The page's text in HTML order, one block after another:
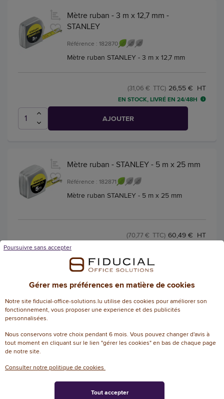
Mètre ruban - 3 m x 12,7 mm -
STANLEY
Référence : 182870
Mètre ruban STANLEY - 3 m x 12,7 mm
26,55 € HT
(31,06 € TTC)
EN STOCK, LIVRÉ EN 24/48H
AJOUTER
Mètre ruban - STANLEY - 5 m x 25 mm
Référence : 182871
Mètre ruban STANLEY - 5 m x 25 mm
60,49 € HT
(70,77 € TTC)
AJOUTER
Mètre ruban 5M
Mètre ruban 5M
(42,60 € TTC)
EN STOCK, LIVRÉ EN 24/48H
Gérer mes préférences en matière de cookies
Notre site fiducial-office-solutions.lu utilise des cookies pour améliorer son
fonctionnement, vous proposer une experience et des publicités
personnalisées.
Nous conservons votre choix pendant 6 mois. Vous pouvez changer d'avis à
tout moment en cliquant sur le lien "gérer les cookies" en bas de chaque page
de notre site.
Consulter notre politique de cookies
Poursuivre sans accepter
Tout accepter